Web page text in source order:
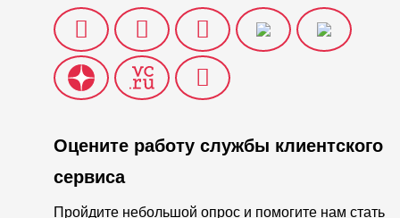
Оцените работу службы клиентского
сервиса
Пройдите небольшой опрос и помогите нам стать